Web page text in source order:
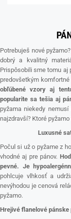
Potrebuješ nové
dobrý a kvalitný
Prispôsobili sme tomu aj
predovšetkým
obľúbené vzory aj
popularite sa tešia aj
pyžama niekedy
najzdravší? Ktoré
Luxusné
Počul si už o pyžame z
vhodné aj pre pánov.
pevné. Je
pohlcuje vlhkosť a
nevýhodou je cenová
pyžamo.
Hrejivé flanelové pánske